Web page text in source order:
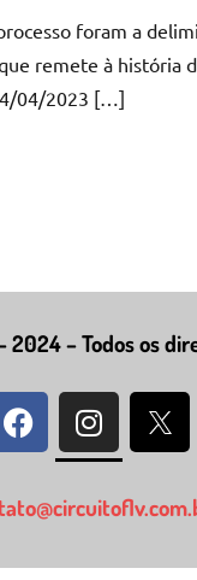
foram a
remete à história
04/2023 […]
– Todos os